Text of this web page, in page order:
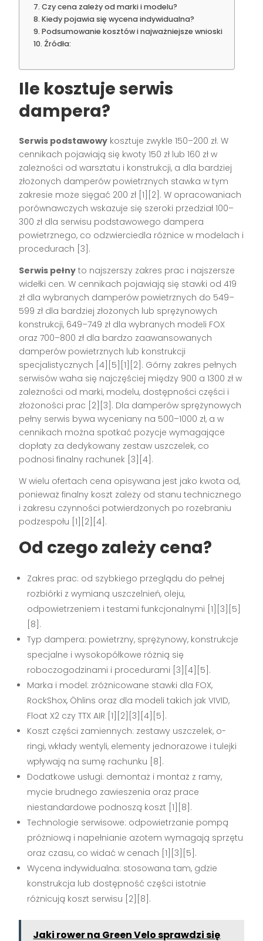
Czy cena zależy od marki i modelu?
Kiedy pojawia się wycena indywidualna?
Podsumowanie kosztów i najważniejsze wnioski
Źródła:
Ile kosztuje serwis
dampera?
Serwis podstawowy kosztuje zwykle 150–200 zł. W
cennikach pojawiają się kwoty 150 zł lub 160 zł w
zależności od warsztatu i konstrukcji, a dla bardziej
złożonych damperów powietrznych stawka w tym
zakresie może sięgać 200 zł [1][2]. W opracowaniach
porównawczych wskazuje się szeroki przedział 100–
300 zł dla serwisu podstawowego dampera
powietrznego, co odzwierciedla różnice w modelach i
procedurach [3].
Serwis pełny to najszerszy zakres prac i najszersze
widełki cen. W cennikach pojawiają się stawki od 419
zł dla wybranych damperów powietrznych do 549–
599 zł dla bardziej złożonych lub sprężynowych
konstrukcji, 649–749 zł dla wybranych modeli FOX
oraz 700–800 zł dla bardzo zaawansowanych
damperów powietrznych lub konstrukcji
specjalistycznych [4][5][1][2]. Górny zakres pełnych
serwisów waha się najczęściej między 900 a 1300 zł w
zależności od marki, modelu, dostępności części i
złożoności prac [2][3]. Dla damperów sprężynowych
pełny serwis bywa wyceniany na 500–1000 zł, a w
cennikach można spotkać pozycje wymagające
dopłaty za dedykowany zestaw uszczelek, co
podnosi finalny rachunek [3][4].
W wielu ofertach cena opisywana jest jako kwota od,
ponieważ finalny koszt zależy od stanu technicznego
i zakresu czynności potwierdzonych po rozebraniu
podzespołu [1][2][4].
Od czego zależy cena?
Zakres prac: od szybkiego przeglądu do pełnej
rozbiórki z wymianą uszczelnień, oleju,
odpowietrzeniem i testami funkcjonalnymi [1][3][5]
[8].
Typ dampera: powietrzny, sprężynowy, konstrukcje
specjalne i wysokopółkowe różnią się
roboczogodzinami i procedurami [3][4][5].
Marka i model: zróżnicowane stawki dla FOX,
RockShox, Öhlins oraz dla modeli takich jak VIVID,
Float X2 czy TTX AIR [1][2][3][4][5].
Koszt części zamiennych: zestawy uszczelek, o-
ringi, wkłady wentyli, elementy jednorazowe i tulejki
wpływają na sumę rachunku [8].
Dodatkowe usługi: demontaż i montaż z ramy,
mycie brudnego zawieszenia oraz prace
niestandardowe podnoszą koszt [1][8].
Technologie serwisowe: odpowietrzanie pompą
próżniową i napełnianie azotem wymagają sprzętu
oraz czasu, co widać w cenach [1][3][5].
Wycena indywidualna: stosowana tam, gdzie
konstrukcja lub dostępność części istotnie
różnicują koszt serwisu [2][8].
Jaki rower na Green Velo sprawdzi się